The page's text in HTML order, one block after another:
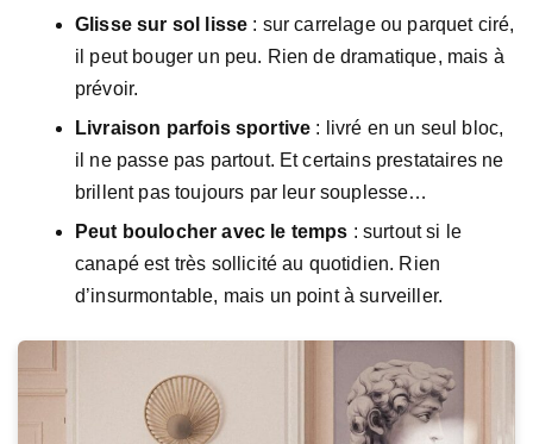
Glisse sur sol lisse : sur carrelage ou parquet ciré,
il peut bouger un peu. Rien de dramatique, mais à
prévoir.
Livraison parfois sportive : livré en un seul bloc,
il ne passe pas partout. Et certains prestataires ne
brillent pas toujours par leur souplesse…
Peut boulocher avec le temps : surtout si le
canapé est très sollicité au quotidien. Rien
d’insurmontable, mais un point à surveiller.